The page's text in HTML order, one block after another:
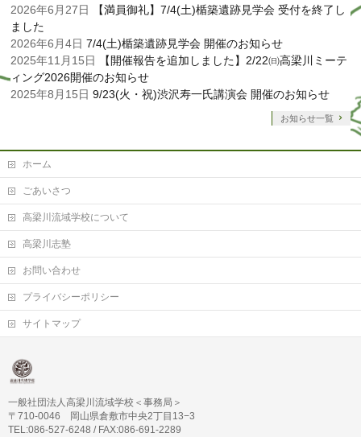
2026年6月27日
【満員御礼】7/4(土)楯築遺跡見学会 受付を終了し
ました
2026年6月4日 7/4(土)楯築遺跡見学会 開催のお知らせ
2025年11月15日
【開催報告を追加しました】2/22㈰高梁川ミーテ
ィング2026開催のお知らせ
2025年8月15日 9/23(火・祝)渋沢寿一氏講演会 開催のお知らせ
お知らせ一覧
ホーム
ごあいさつ
高梁川流域学校について
高梁川志塾
お問い合わせ
プライバシーポリシー
サイトマップ
一般社団法人高梁川流域学校＜事務局＞
〒710-0046 岡山県倉敷市中央2丁目13−3
TEL:086-527-6248 / FAX:086-691-2289